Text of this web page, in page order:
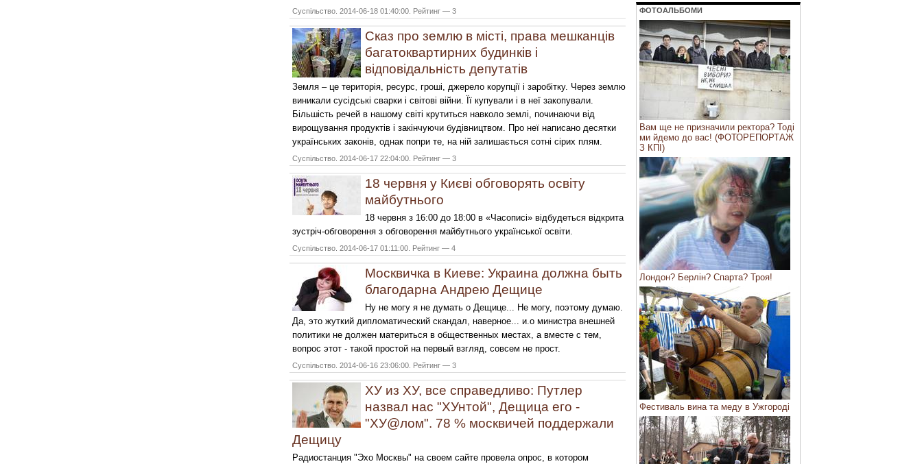
Суспільство. 2014-06-18 01:40:00. Рейтинг — 3
Сказ про землю в місті, права мешканців
багатоквартирних будинків і
відповідальність депутатів
Земля – це територія, ресурс, гроші, джерело корупції і заробітку. Через землю
виникали сусідські сварки і світові війни. Її купували і в неї закопували.
Більшість речей в нашому світі крутиться навколо землі, починаючи від
вирощування продуктів і закінчуючи будівництвом. Про неї написано десятки
українських законів, однак попри те, на ній залишається сотні сірих плям.
Суспільство. 2014-06-17 22:04:00. Рейтинг — 3
18 червня у Києві обговорять освіту
майбутнього
18 червня з 16:00 до 18:00 в «Часописі» відбудеться відкрита
зустріч-обговорення з обговорення майбутнього української освіти.
Суспільство. 2014-06-17 01:11:00. Рейтинг — 4
Москвичка в Киеве: Украина должна быть
благодарна Андрею Дещице
Ну не могу я не думать о Дещице... Не могу, поэтому думаю.
Да, это жуткий дипломатический скандал, наверное... и.о министра внешней
политики не должен материться в общественных местах, а вместе с тем,
вопрос этот - такой простой на первый взгляд, совсем не прост.
Суспільство. 2014-06-16 23:06:00. Рейтинг — 3
ХУ из ХУ, все справедливо: Путлер
назвал нас "ХУнтой", Дещица его -
"ХУ@лом". 78 % москвичей поддержали
Дещицу
Радиостанция "Эхо Москвы" на своем сайте провела опрос, в котором
ФОТОАЛЬБОМИ
Вам ще не призначили ректора? Тоді
ми йдемо до вас! (ФОТОРЕПОРТАЖ
З КПІ)
Лондон? Берлін? Спарта? Троя!
Фестиваль вина та меду в Ужгороді